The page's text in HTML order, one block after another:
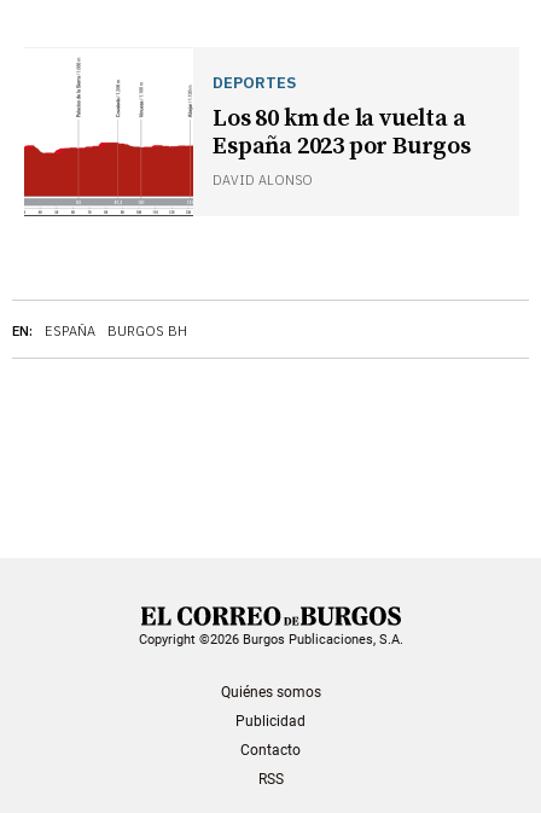
EN: ESPAÑA BURGOS BH
DEPORTES
Los 80 km de la vuelta a
España 2023 por Burgos
DAVID ALONSO
Copyright ©2026 Burgos Publicaciones, S.A.
Quiénes somos
Publicidad
Contacto
RSS